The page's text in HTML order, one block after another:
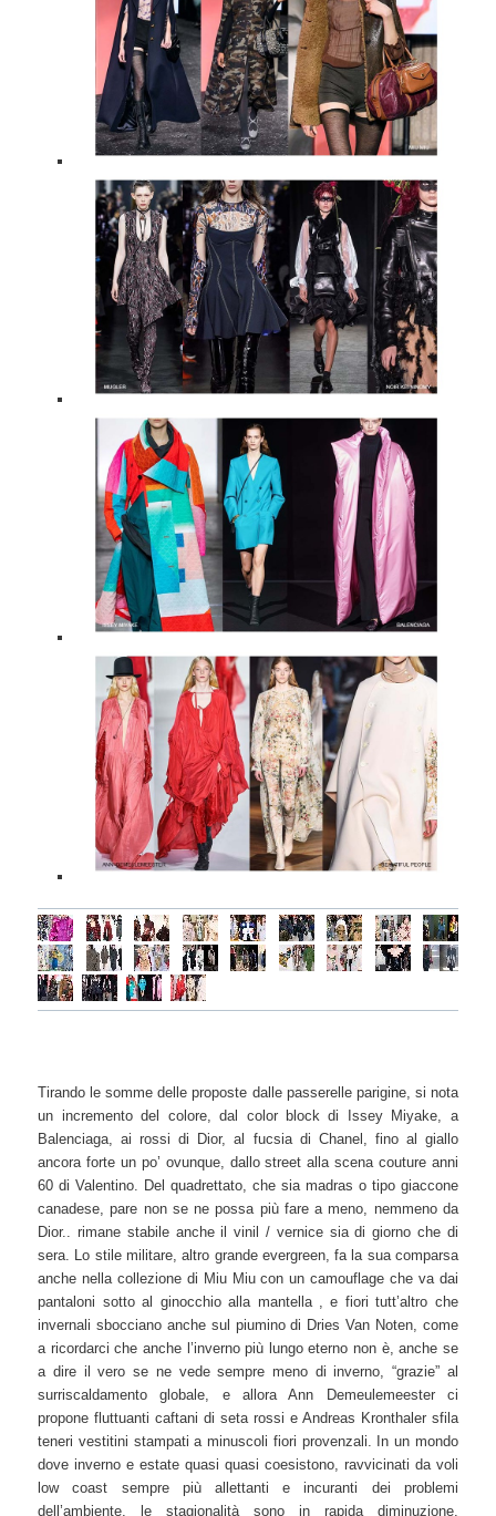
Tirando le somme delle proposte dalle passerelle parigine, si nota
un incremento del colore, dal color block di Issey Miyake, a
Balenciaga, ai rossi di Dior, al fucsia di Chanel, fino al giallo
ancora forte un po’ ovunque, dallo street alla scena couture anni
60 di Valentino. Del quadrettato, che sia madras o tipo giaccone
canadese, pare non se ne possa più fare a meno, nemmeno da
Dior.. rimane stabile anche il vinil / vernice sia di giorno che di
sera. Lo stile militare, altro grande evergreen, fa la sua comparsa
anche nella collezione di Miu Miu con un camouflage che va dai
pantaloni sotto al ginocchio alla mantella , e fiori tutt’altro che
invernali sbocciano anche sul piumino di Dries Van Noten, come
a ricordarci che anche l’inverno più lungo eterno non è, anche se
a dire il vero se ne vede sempre meno di inverno, “grazie” al
surriscaldamento globale, e allora Ann Demeulemeester ci
propone fluttuanti caftani di seta rossi e Andreas Kronthaler sfila
teneri vestitini stampati a minuscoli fiori provenzali. In un mondo
dove inverno e estate quasi quasi coesistono, ravvicinati da voli
low coast sempre più allettanti e incuranti dei problemi
dell’ambiente, le stagionalità sono in rapida diminuzione.